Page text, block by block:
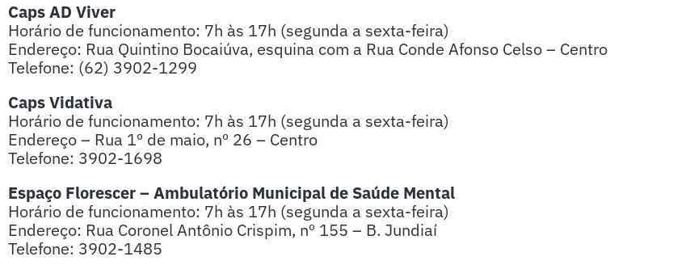
Caps AD Viver
Horário de funcionamento: 7h às 17h (segunda a sexta-feira)
Endereço: Rua Quintino Bocaiúva, esquina com a Rua Conde Afonso Celso – Centro
Telefone: (62) 3902-1299
Caps Vidativa
Horário de funcionamento: 7h às 17h (segunda a sexta-feira)
Endereço – Rua 1º de maio, nº 26 – Centro
Telefone: 3902-1698
Espaço Florescer – Ambulatório Municipal de Saúde Mental
Horário de funcionamento: 7h às 17h (segunda a sexta-feira)
Endereço: Rua Coronel Antônio Crispim, nº 155 – B. Jundiaí
Telefone: 3902-1485